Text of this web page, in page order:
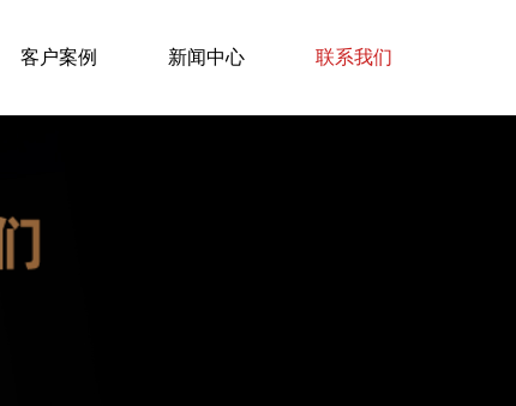
客户案例 新闻中心 联系我们